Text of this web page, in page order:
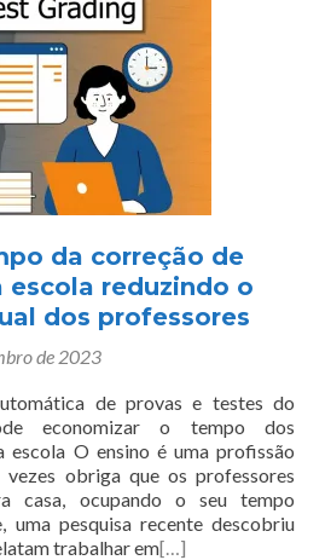
da correção de
escola reduzindo o
dos professores
de 2023
de provas e testes do
economizar o tempo dos
escola O ensino é uma profissão
vezes obriga que os professores
casa, ocupando o seu tempo
uma pesquisa recente descobriu
trabalhar em[…]